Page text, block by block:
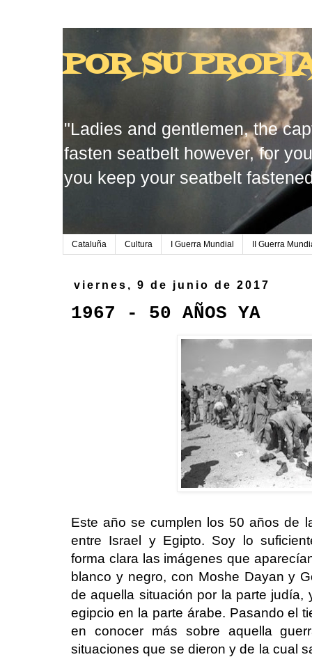
POR SU
"Ladies and gentlemen, the
fasten seatbelt however, for
you keep your seatbelt
Cataluña Cultura I Guerra Mundial II Guerra
viernes, 9 de junio de 2017
1967 - 50 AÑOS YA
Este año se cumplen los 50 años de
entre Israel y Egipto. Soy lo
forma clara las imágenes que
blanco y negro, con Moshe Dayan y
de aquella situación por la parte judía,
egipcio en la parte árabe. Pasando el
en conocer más sobre aquella
situaciones que se dieron y de la cual